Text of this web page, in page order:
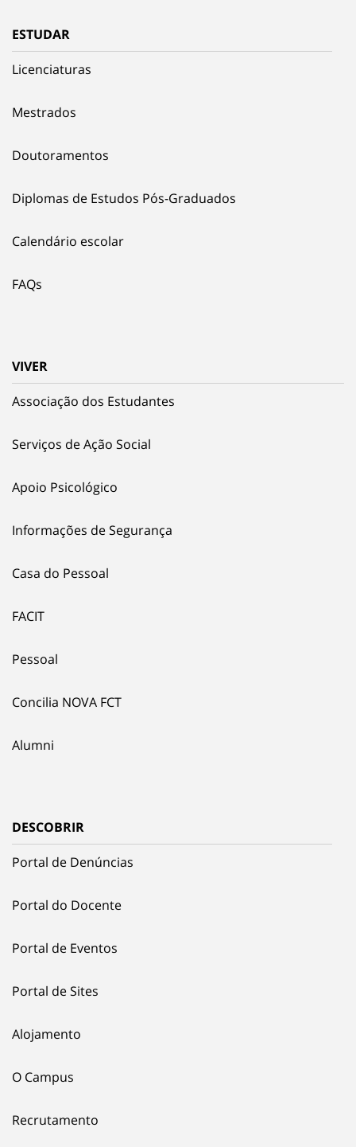
ESTUDAR
Licenciaturas
Mestrados
Doutoramentos
Diplomas de Estudos Pós-Graduados
Calendário escolar
FAQs
VIVER
Associação dos Estudantes
Serviços de Ação Social
Apoio Psicológico
Informações de Segurança
Casa do Pessoal
FACIT
Pessoal
Concilia NOVA FCT
Alumni
DESCOBRIR
Portal de Denúncias
Portal do Docente
Portal de Eventos
Portal de Sites
Alojamento
O Campus
Recrutamento